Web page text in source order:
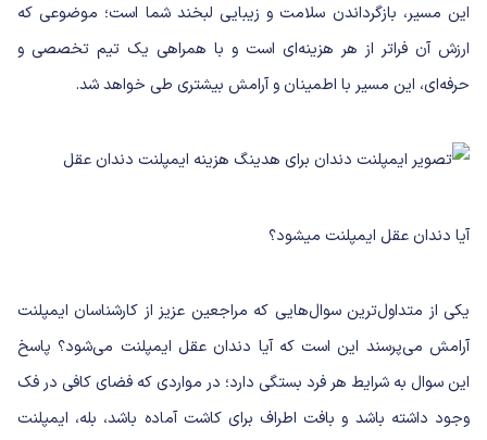
این مسیر، بازگرداندن سلامت و زیبایی لبخند شما است؛ موضوعی که
ارزش آن فراتر از هر هزینه‌ای است و با همراهی یک تیم تخصصی و
حرفه‌ای، این مسیر با اطمینان و آرامش بیشتری طی خواهد شد.
آیا دندان عقل ایمپلنت میشود؟
یکی از متداول‌ترین سوال‌هایی که مراجعین عزیز از کارشناسان ایمپلنت
آرامش می‌پرسند این است که آیا دندان عقل ایمپلنت می‌شود؟ پاسخ
این سوال به شرایط هر فرد بستگی دارد؛ در مواردی که فضای کافی در فک
وجود داشته باشد و بافت اطراف برای کاشت آماده باشد، بله، ایمپلنت